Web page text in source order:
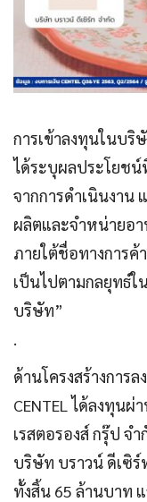
การเข้าลงทุนในบริ
ได้ระบุผลประโยช
จากการดำเนินงาน
ผลิตและจำหน่ายอา
ภายใต้ชื่อทางการค้
เป็นไปตามกลยุทธ์ใ
บริษัท”
.
ด้านโครงสร้างการ
CENTEL ได้ลงทุน
เรสตอรองส์ กรุ๊ป จ
บริษัท บราวน์ ดีเซิร์
ทั้งสิ้น 65 ล้านบาท แ